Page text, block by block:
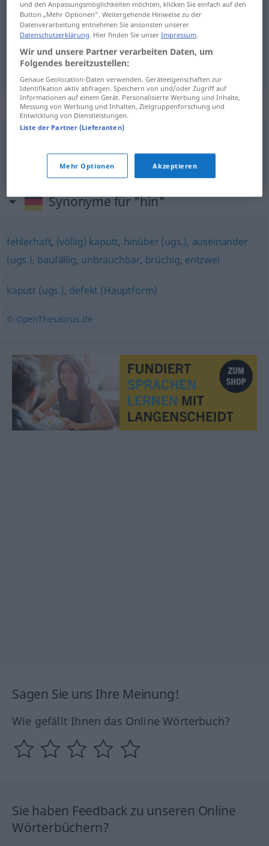
borte,forbi hin
Beispielsätze für "hin"
tilbake
Synonyme für "hin"
fehlerhaft, (völlig) kaputt, hinüber (ugs.), auseinander
(ugs.), baufällig, unbrauchbar, brüchig, entzwei
kaputt (ugs.), defekt (Hauptform)
© OpenThesaurus.de
Sagen Sie uns Ihre Meinung!
Wie gefällt Ihnen das Online Wörterbuch?
Sie haben Feedback zu unseren Online
Wörterbüchern?
und den Anpassungsmöglichkeiten möchten, klicken Sie einfach auf den
Button „Mehr Optionen“. Weitergehende Hinweise zu der
Datenverarbeitung entnehmen Sie ansonsten unserer
Datenschutzerklärung. Hier finden Sie unserImpressum.
Wir und unsere Partner verarbeiten Daten, um
Folgendes bereitzustellen:
Genaue Geolocation-Daten verwenden. Geräteeigenschaften zur
Identifikation aktiv abfragen. Speichern von und/oder Zugriff auf
Informationen auf einem Gerät. Personalisierte Werbung und Inhalte,
Messung von Werbung und Inhalten, Zielgruppenforschung und
Entwicklung von Dienstleistungen.
Liste der Partner (Lieferanten)
Mehr Optionen Akzeptieren